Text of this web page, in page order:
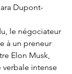
Dupont-
le négociateur
à un preneur
Elon Musk,
intense